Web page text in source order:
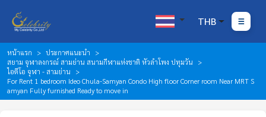
THB
หน้าแรก
ประกาศแนะนำ
สยาม จุฬาลงกรณ์ สามย่าน สนามกีฬาแห่งชาติ หัวลำโพง ปทุมวัน
ไอดีโอ จุฬา - สามย่าน
For Rent 1 bedroom Ideo Chula-Samyan Condo High floor Corner room Near MRT S
amyan Fully furnished Ready to move in